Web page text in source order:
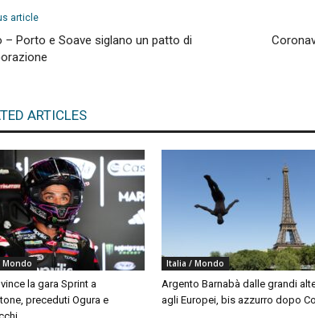
article
– Porto e Soave siglano un patto di
ARTICLES
Mondo
la gara Sprint a
preceduti Ogura e
Italia / Mondo
Argento Barnabà dalle grandi
agli Europei, bis azzurro dopo